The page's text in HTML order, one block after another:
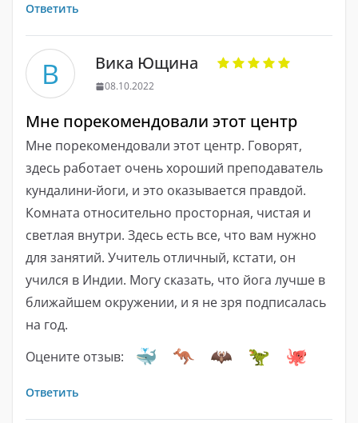
Ответить
В Вика Ющина
08.10.2022
Мне порекомендовали этот центр
Мне порекомендовали этот центр. Говорят,
здесь работает очень хороший преподаватель
кундалини-йоги, и это оказывается правдой.
Комната относительно просторная, чистая и
светлая внутри. Здесь есть все, что вам нужно
для занятий. Учитель отличный, кстати, он
учился в Индии. Могу сказать, что йога лучше в
ближайшем окружении, и я не зря подписалась
на год.
Оцените отзыв:
Ответить